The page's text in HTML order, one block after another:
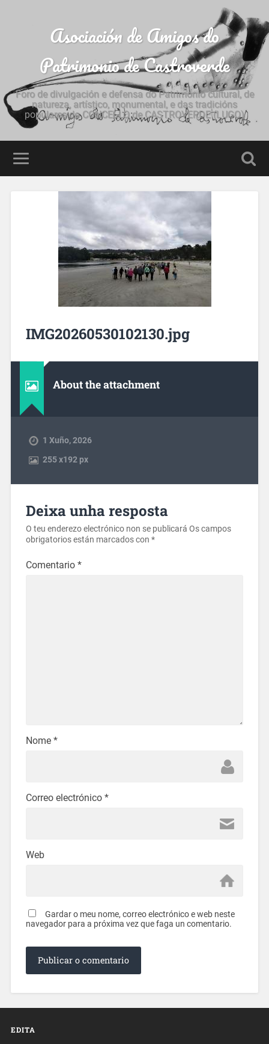
Asociación de Amigos do
Patrimonio de Castroverde
Foro de divulgación e defensa do Patrimonio cultural, de
natureza, artístico, monumental, e das tradicións
populares do CONCELLO de CASTROVERDE (LUGO)
IMG20260530102130.jpg
About the attachment
1 Xuño, 2026
255x192 px
Deixa unha resposta
O teu enderezo electrónico non se publicará Os campos
obrigatorios están marcados con *
Comentario *
Nome *
Correo electrónico *
Web
Gardar o meu nome, correo electrónico e web neste
navegador para a próxima vez que faga un comentario.
EDITA